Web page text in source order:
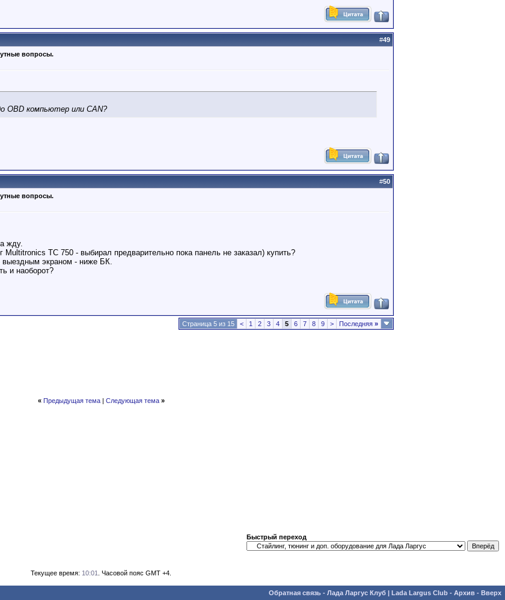
#49
вопросы.
OBD компьютер или CAN?
#50
вопросы.
жду.
Multitronics TC 750 - выбирал предварительно пока панель не заказал) купить?
выездным экраном - ниже БК.
и наоборот?
Страница 5 из 15 < 1 2 3 4 5 6 7 8 9 > Последняя »
« Предыдущая тема| Следующая тема »
Быстрый переход
Текущее время: 10:01 . Часовой пояс GMT +4.
Обратная связь - Лада Ларгус Клуб | Lada Largus Club - Архив - Вверх